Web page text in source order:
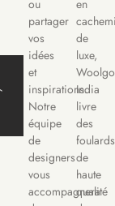
ou
partager
vos
idées
et
inspirations.
Notre
équipe
de
designers
vous
accompagnera
en
de
luxe,
India
livre
des
foulards
de
haute
qualité